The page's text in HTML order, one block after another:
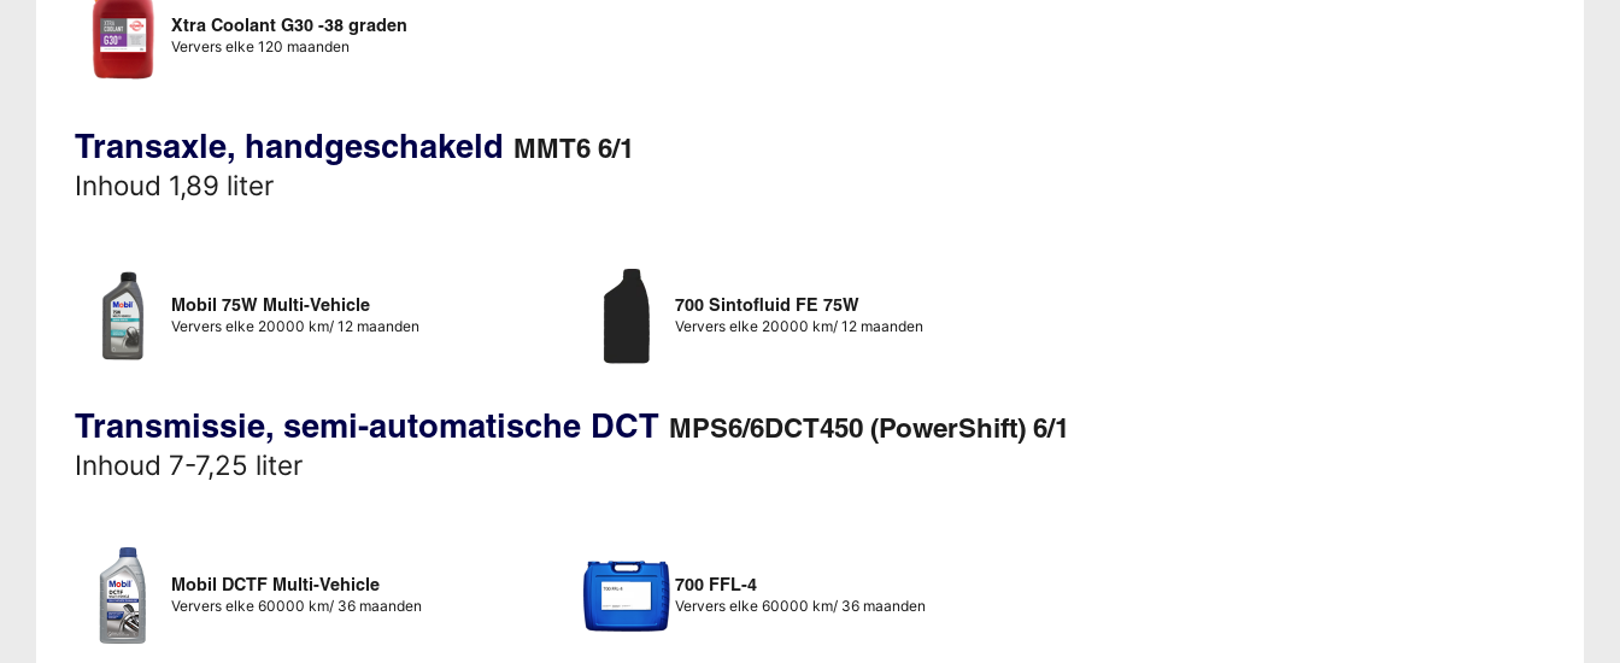
Xtra Coolant G30 -38 graden
Ververs elke 120 maanden
Transaxle, handgeschakeld MMT6 6/1
Inhoud 1,89 liter
Mobil 75W Multi-Vehicle
Ververs elke 20000 km/ 12 maanden
700 Sintofluid FE 75W
Ververs elke 20000 km/ 12 maanden
Transmissie, semi-automatische DCT MPS6/6DCT450 (PowerShift) 6/1
Inhoud 7-7,25 liter
Mobil DCTF Multi-Vehicle
Ververs elke 60000 km/ 36 maanden
700 FFL-4
Ververs elke 60000 km/ 36 maanden